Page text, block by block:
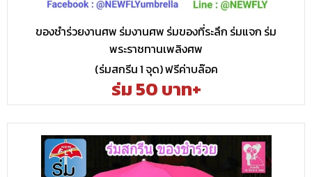
ของชำร่วยงานศพ ร่มงานศพ ร่มของที่ระลึก ร่มแจก ร่ม
พระราชทานเพลิงศพ
(ร่มสกรีน 1 จุด) ฟรีค่าบล๊อค
ร่ม 50 บาท+